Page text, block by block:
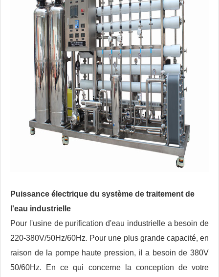
Puissance électrique du système de traitement de
l'eau industrielle
Pour l'usine de purification d'eau industrielle a besoin de
220-380V/50Hz/60Hz. Pour une plus grande capacité, en
raison de la pompe haute pression, il a besoin de 380V
50/60Hz. En ce qui concerne la conception de votre